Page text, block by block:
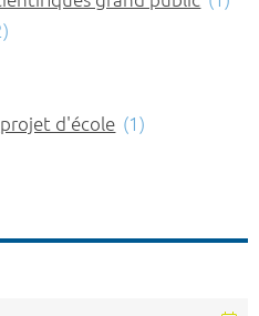
d'école (1)